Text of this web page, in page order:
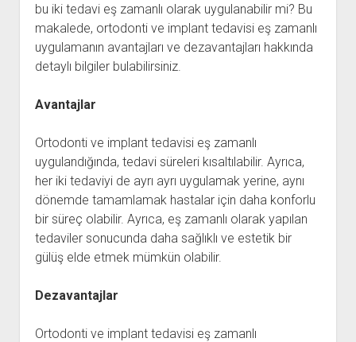
bu iki tedavi eş zamanlı olarak uygulanabilir mi? Bu
makalede, ortodonti ve implant tedavisi eş zamanlı
uygulamanın avantajları ve dezavantajları hakkında
detaylı bilgiler bulabilirsiniz.
Avantajlar
Ortodonti ve implant tedavisi eş zamanlı
uygulandığında, tedavi süreleri kısaltılabilir. Ayrıca,
her iki tedaviyi de ayrı ayrı uygulamak yerine, aynı
dönemde tamamlamak hastalar için daha konforlu
bir süreç olabilir. Ayrıca, eş zamanlı olarak yapılan
tedaviler sonucunda daha sağlıklı ve estetik bir
gülüş elde etmek mümkün olabilir.
Dezavantajlar
Ortodonti ve implant tedavisi eş zamanlı